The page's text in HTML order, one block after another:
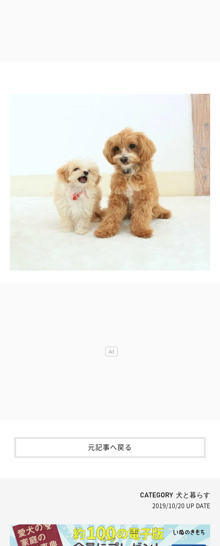
元記事へ戻る
CATEGORY 犬と暮らす
2019/10/20 UP DATE